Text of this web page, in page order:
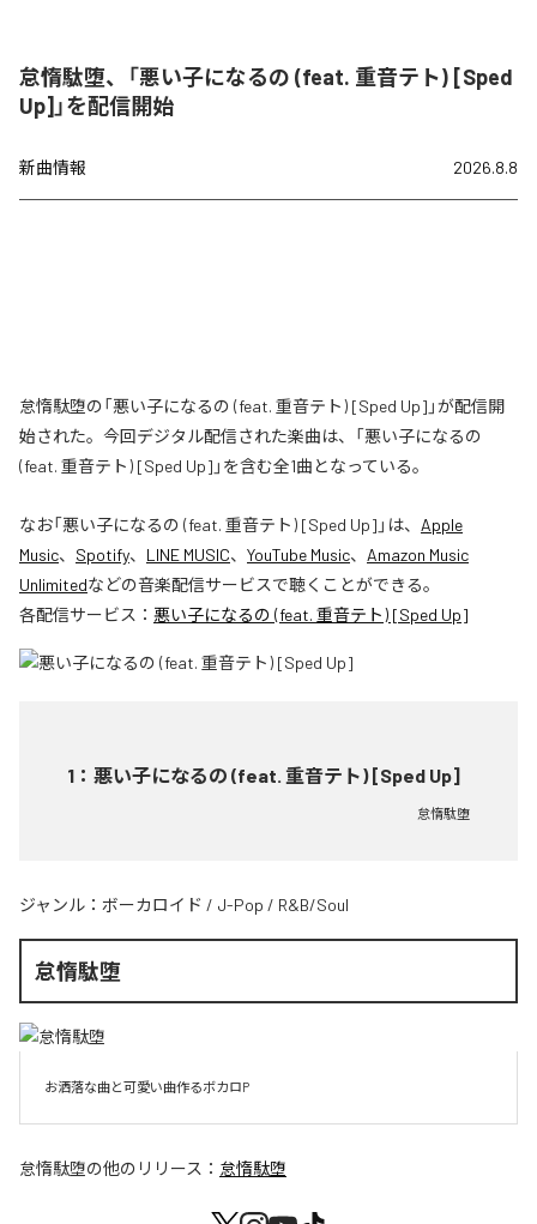
怠惰駄堕、「悪い子になるの (feat. 重音テト) [Sped
Up]」を配信開始
新曲情報 2026.8.8
怠惰駄堕の「悪い子になるの (feat. 重音テト) [Sped Up]」が配信開
始された。今回デジタル配信された楽曲は、「悪い子になるの
(feat. 重音テト) [Sped Up]」を含む全1曲となっている。
なお「悪い子になるの (feat. 重音テト) [Sped Up] 」は、 Apple
Music、 Spotify、 LINE MUSIC、 YouTube Music、 Amazon Music
Unlimitedなどの音楽配信サービスで聴くことができる。
各配信サービス： 悪い子になるの (feat. 重音テト) [Sped Up]
1 ： 悪い子になるの (feat. 重音テト) [Sped Up]
怠惰駄堕
ジャンル： ボーカロイド / J-Pop / R&B/Soul
怠惰駄堕
お洒落な曲と可愛い曲作るボカロP
怠惰駄堕の他のリリース： 怠惰駄堕